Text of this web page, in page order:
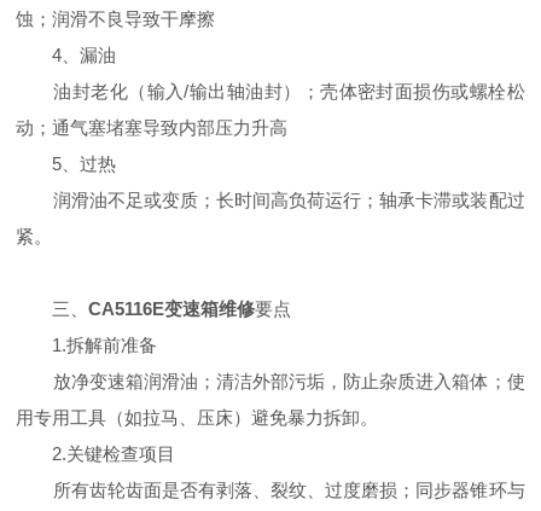
蚀；润滑不良导致干摩擦
4、漏油
油封老化（输入/输出轴油封）；壳体密封面损伤或螺栓松
动；通气塞堵塞导致内部压力升高
5、过热
润滑油不足或变质；长时间高负荷运行；轴承卡滞或装配过
紧。
三、CA5116E变速箱维修要点
1.拆解前准备
放净变速箱润滑油；清洁外部污垢，防止杂质进入箱体；使
用专用工具（如拉马、压床）避免暴力拆卸。
2.关键检查项目
所有齿轮齿面是否有剥落、裂纹、过度磨损；同步器锥环与